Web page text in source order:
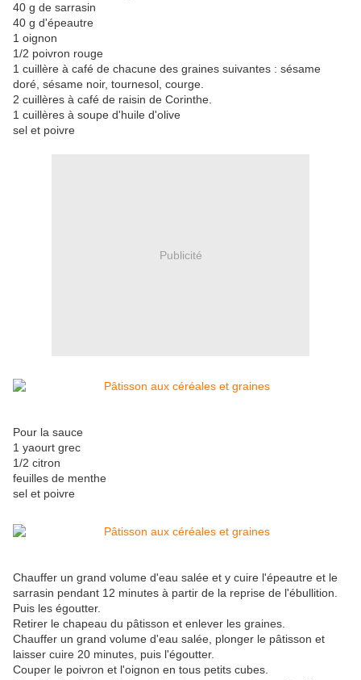
40 g de sarrasin
40 g d'épeautre
1 oignon
1/2 poivron rouge
1 cuillère à café de chacune des graines suivantes : sésame
doré, sésame noir, tournesol, courge.
2 cuillères à café de raisin de Corinthe.
1 cuillères à soupe d'huile d'olive
sel et poivre
Publicité
Pour la sauce
1 yaourt grec
1/2 citron
feuilles de menthe
sel et poivre
Chauffer un grand volume d'eau salée et y cuire l'épeautre et le
sarrasin pendant 12 minutes à partir de la reprise de l'ébullition.
Puis les égoutter.
Retirer le chapeau du pâtisson et enlever les graines.
Chauffer un grand volume d'eau salée, plonger le pâtisson et
laisser cuire 20 minutes, puis l'égoutter.
Couper le poivron et l'oignon en tous petits cubes.